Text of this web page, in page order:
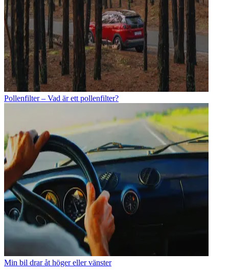
Pollenfilter – Vad är ett pollenfilter?
Min bil drar åt höger eller vänster